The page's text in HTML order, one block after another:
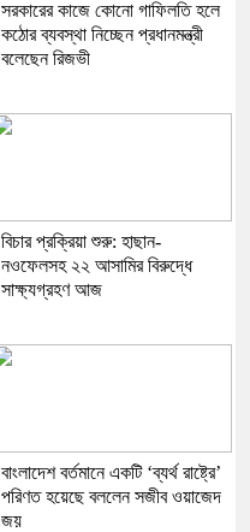
সরকারের কাজে কোনো গাফিলতি হলে
কঠোর ব্যবস্থা নিচ্ছেন প্রধানমন্ত্রী
বলেছেন রিজভী
বিচার প্রক্রিয়া শুরু: হাছান-
নওফেলসহ ২২ আসামির বিরুদ্ধে
সাক্ষ্যগ্রহণ আজ
বাংলাদেশ বর্তমানে একটি ‘ব্যর্থ রাষ্ট্রে’
পরিণত হয়েছে বললেন সজীব ওয়াজেদ
জয়